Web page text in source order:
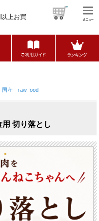
上お買
国産 raw food
用 切り落とし